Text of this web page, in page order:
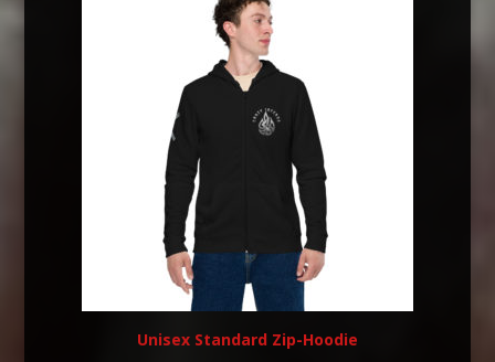
Unisex Standard Zip-Hoodie